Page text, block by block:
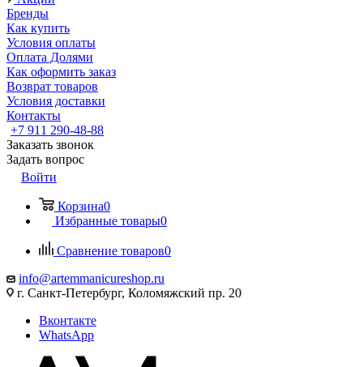
Бренды
Как купить
Условия оплаты
Оплата Долями
Как оформить заказ
Возврат товаров
Условия доставки
Контакты
+7 911 290-48-88
Заказать звонок
Задать вопрос
Войти
Корзина0
Избранные товары0
Сравнение товаров0
info@artemmanicureshop.ru
г. Санкт-Петербург, Коломяжский пр. 20
Вконтакте
WhatsApp